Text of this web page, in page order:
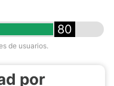
80
de usuarios.
por